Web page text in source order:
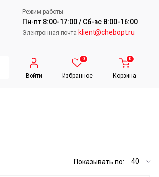
Режим работы
Пн-пт 8:00-17:00 / Сб-вс 8:00-16:00
Электронная почта klient@chebopt.ru
Войти
0
Избранное
0
Корзина
Показывать по: